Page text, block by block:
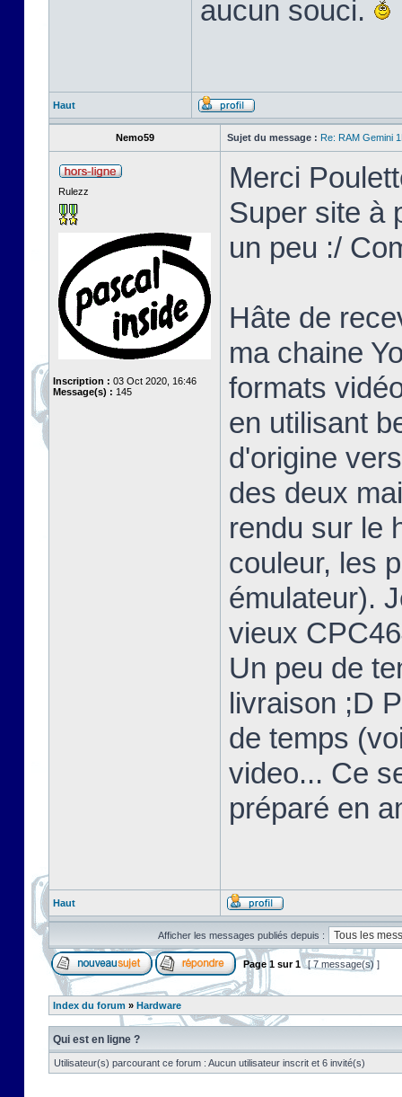
aucun souci.
Haut
Nemo59 Sujet du message : Re: RAM Gemini
Rulezz
Inscription : 03 Oct 2020, 16:46
Message(s) : 145
Merci
Super site à
un peu :/
Hâte de
ma chaine
formats
en utilisant
d'origine
des deux
rendu sur le
couleur, les
émulateur).
vieux
Un peu de
livraison ;D
de temps
video... Ce
préparé en
Haut
Afficher les messages publiés depuis :
Page 1 sur1 [ 7 message(s) ]
Index du forum » Hardware
Qui est en ligne ?
Utilisateur(s) parcourant ce forum : Aucun utilisateur inscrit et 6 invité(s)